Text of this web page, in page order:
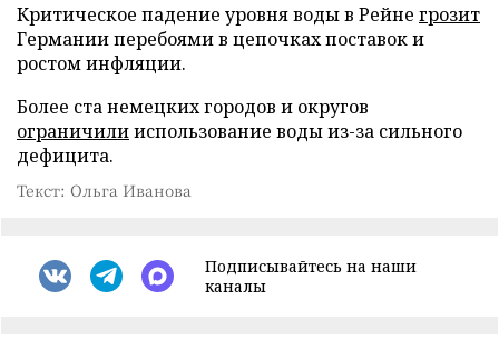
Критическое падение уровня воды в Рейне грозит
Германии перебоями в цепочках поставок и
ростом инфляции.
Более ста немецких городов и округов
ограничилииспользование воды из-за сильного
дефицита.
Текст: Ольга Иванова
Подписывайтесь на наши
каналы